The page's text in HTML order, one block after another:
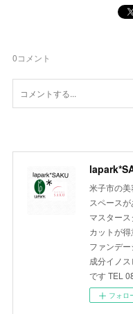
0コメント
米子市の
スペース
マスター
カットが
ファンデ
成分イノ
です TEL
フォロ